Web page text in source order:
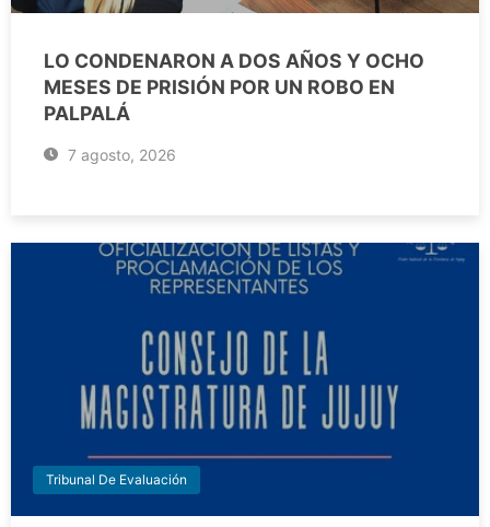
LO CONDENARON A DOS AÑOS Y OCHO
MESES DE PRISIÓN POR UN ROBO EN
PALPALÁ
7 agosto, 2026
Tribunal De Evaluación